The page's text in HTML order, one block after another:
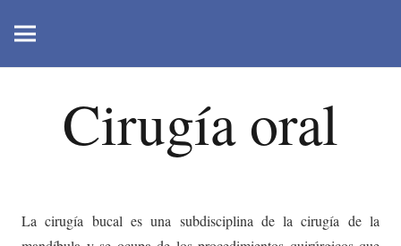
Cirugía oral
La cirugía bucal es una subdisciplina de la cirugía de la